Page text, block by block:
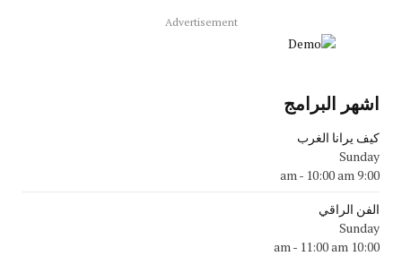
Advertisement
اشهر البرامج
كيف يرانا الغرب
Sunday
9:00 am
- 10:00 am
الفن الراقي
Sunday
10:00 am
- 11:00 am